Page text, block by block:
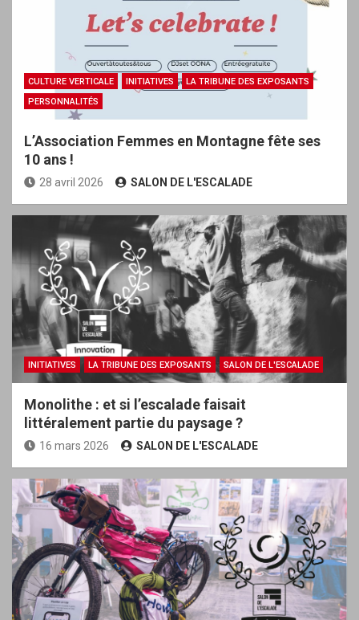
CULTURE VERTICALE INITIATIVES
LA TRIBUNE DES EXPOSANTS
PERSONNALITÉS
L’Association Femmes en Montagne fête ses
10 ans !
28 avril 2026 SALON DE L'ESCALADE
INITIATIVES LA TRIBUNE DES EXPOSANTS SALON DE L'ESCALADE
Monolithe : et si l’escalade faisait
littéralement partie du paysage ?
16 mars 2026 SALON DE L'ESCALADE